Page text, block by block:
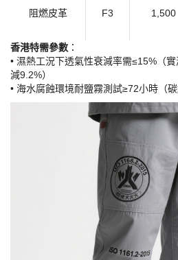
阻燃皮革 F3 1,500
​香港特需參數​ ​：
• 濕熱工況下透氣性衰減率需≤15%（
減9.2%）
• 海水腐蝕環境耐鹽霧測試≥72小時（